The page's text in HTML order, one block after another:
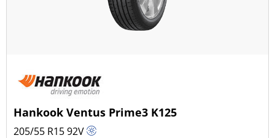
Hankook Ventus Prime3 K125
205/55 R1592V